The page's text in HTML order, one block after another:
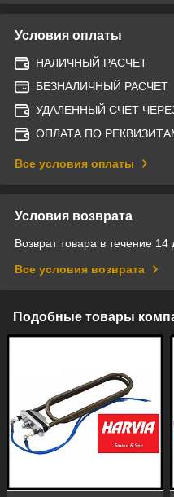
Условия оплаты
НАЛИЧНЫЙ РАСЧЕТ
БЕЗНАЛИЧНЫЙ РАСЧЕТ
УДАЛЕННЫЙ СЧЕТ
ОПЛАТА ПО
Все условия оплаты
Условия возврата
Возврат товара в течение
Все условия возврата
Подобные товары